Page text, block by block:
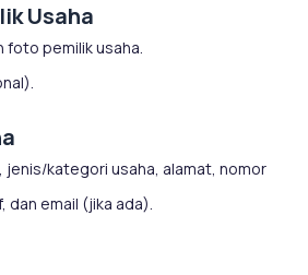
Usaha
foto pemilik usaha.
jenis/kategori usaha, alamat, nomor
dan email (jika ada).